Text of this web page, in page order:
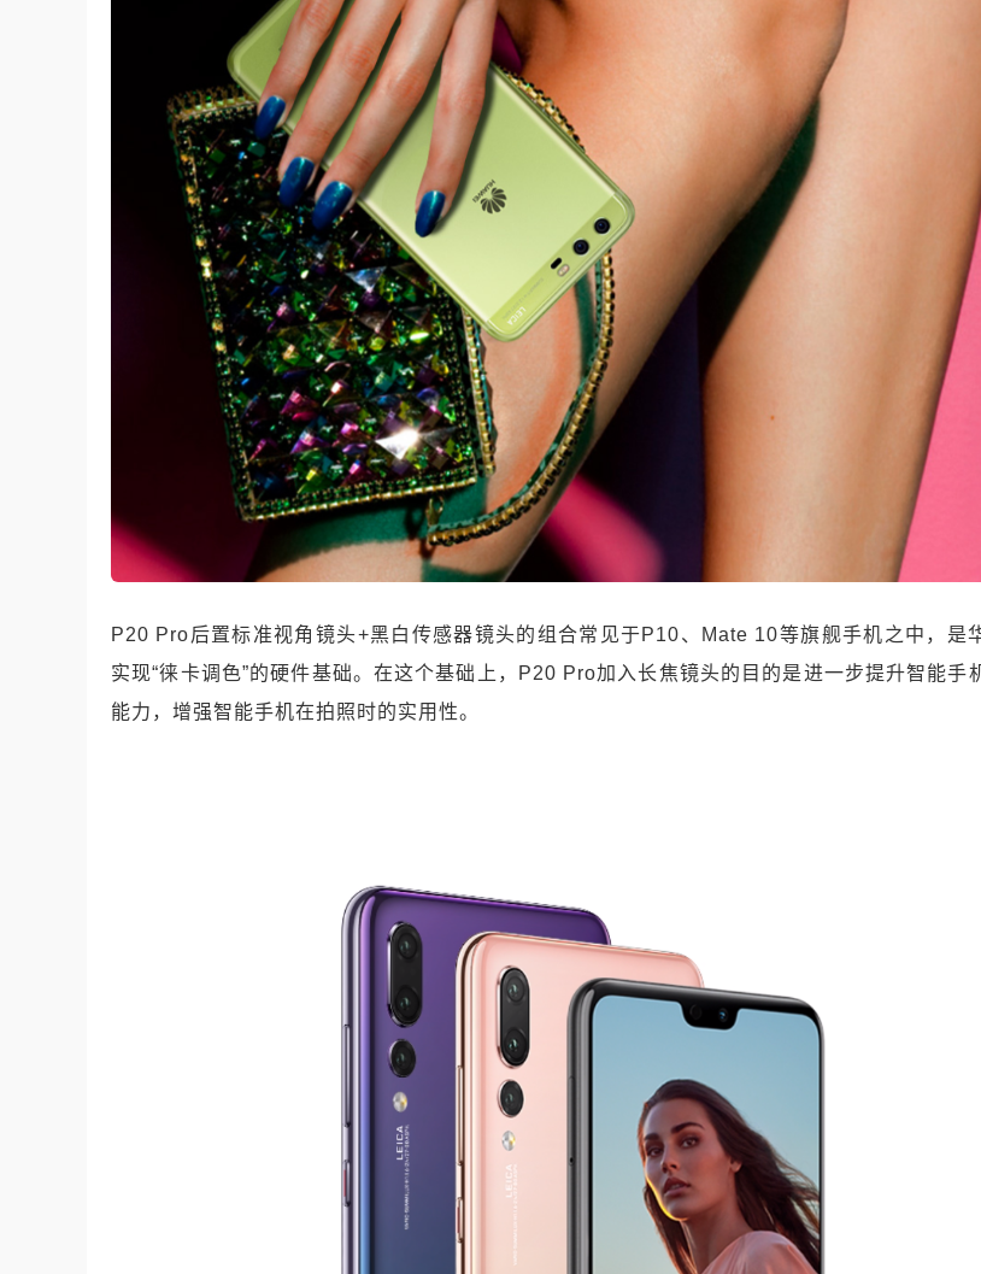
P20 Pro后置标准视角镜头+黑白传感器镜头的组合常见于P10、Mate 10等旗舰手机之中，是
实现“徕卡调色”的硬件基础。 在这个基础上，P20 Pro加入长焦镜头的目的是进一步提升智能手
能力，增强智能手机在拍照时的实用性。